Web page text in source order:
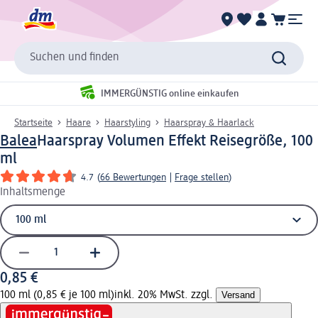
Suchen und finden
IMMERGÜNSTIG online einkaufen
Startseite Haare Haarstyling Haarspray & Haarlack
Balea Haarspray Volumen Effekt Reisegröße, 100
ml
4.7 (66 Bewertungen Frage stellen)
Inhaltsmenge
0,85 €
100 ml (0,85 € je 100 ml)inkl. 20% MwSt. zzgl. Versand